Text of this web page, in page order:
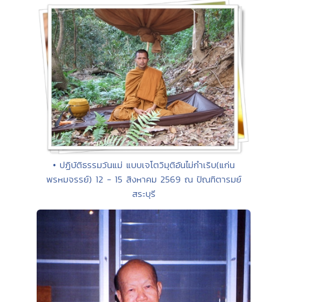
• ปฏิบัติธรรมวันแม่ แบบเจโตวิมุติอันไม่กำเริบ(แก่น
พรหมจรรย์) 12 - 15 สิงหาคม 2569 ณ ปัณฑิตารมย์
สระบุรี